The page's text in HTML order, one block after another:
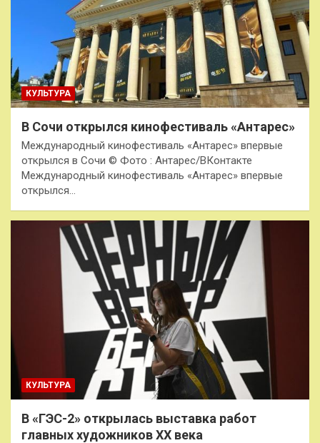
КУЛЬТУРА
В Сочи открылся кинофестиваль «Антарес»
Международный кинофестиваль «Антарес» впервые
открылся в Сочи © Фото : Антарес/ВКонтакте
Международный кинофестиваль «Антарес» впервые
открылся…
КУЛЬТУРА
В «ГЭС-2» открылась выставка работ
главных художников XX века